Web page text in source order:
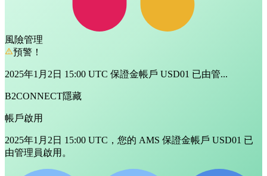
風險管理
預警！
2025年1月2日 15:00 UTC 保證金帳戶 USD01 已由管...
B2CONNECT隱藏
帳戶啟用
2025年1月2日 15:00 UTC，您的 AMS 保證金帳戶 USD01 已
由管理員啟用。